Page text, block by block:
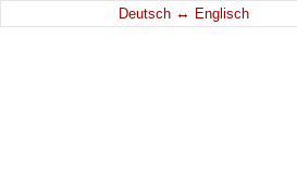
Deutsch ↔ Englisch